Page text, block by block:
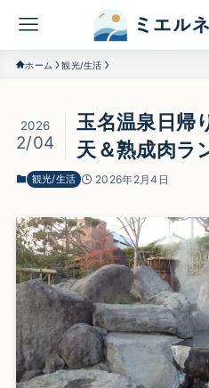
ホーム 観光/生活
玉名温泉日帰
天＆熟成肉ラ
2026
2/04
観光/生活 2026年2月4日